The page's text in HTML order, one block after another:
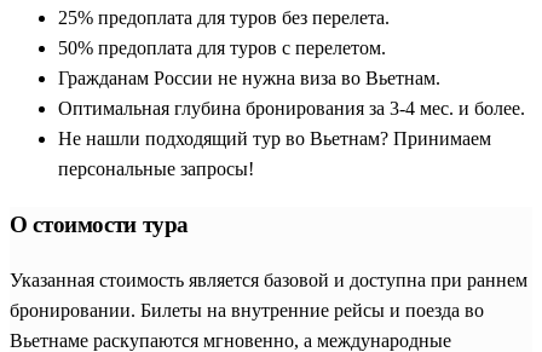
25% предоплата для туров без перелета.
50% предоплата для туров с перелетом.
Гражданам России не нужна виза во Вьетнам.
Оптимальная глубина бронирования за 3-4 мес. и более.
Не нашли подходящий тур во Вьетнам? Принимаем
персональные запросы!
О стоимости тура
Указанная стоимость является базовой и доступна при раннем
бронировании. Билеты на внутренние рейсы и поезда во
Вьетнаме раскупаются мгновенно, а международные